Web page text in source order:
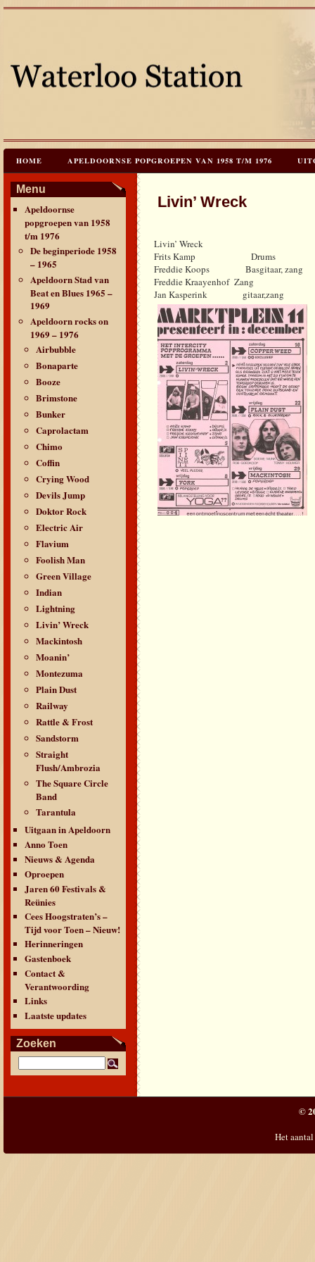
HOME APELDOORNSE POPGROEPEN VAN 1958 T/M 1976
JAREN 60 FESTIVALS & REÜNIES
CONTACT & VERANTWOORDING LINKS LAATSTE UPDATES
Menu
Apeldoornse
popgroepen van 1958
t/m 1976
De beginperiode 1958
– 1965
Apeldoorn Stad van
Beat en Blues 1965 –
1969
Apeldoorn rocks on
1969 – 1976
Airbubble
Bonaparte
Booze
Brimstone
Bunker
Caprolactam
Chimo
Coffin
Crying Wood
Devils Jump
Doktor Rock
Electric Air
Flavium
Foolish Man
Green Village
Indian
Lightning
Livin’ Wreck
Mackintosh
Moanin’
Montezuma
Plain Dust
Railway
Rattle & Frost
Sandstorm
Straight
Flush/Ambrozia
The Square Circle
Band
Tarantula
Uitgaan in Apeldoorn
Anno Toen
Nieuws & Agenda
Oproepen
Jaren 60 Festivals &
Reünies
Cees Hoogstraten’s –
Tijd voor Toen – Nieuw!
Herinneringen
Gastenboek
Contact &
Verantwoording
Links
Laatste updates
Zoeken
Livin’ Wreck
Livin’ Wreck
Frits Kamp Drums
Freddie Koops Basgitaar, zang
Freddie Kraayenhof Zang
Jan Kasperink gitaar,zang
©
Het